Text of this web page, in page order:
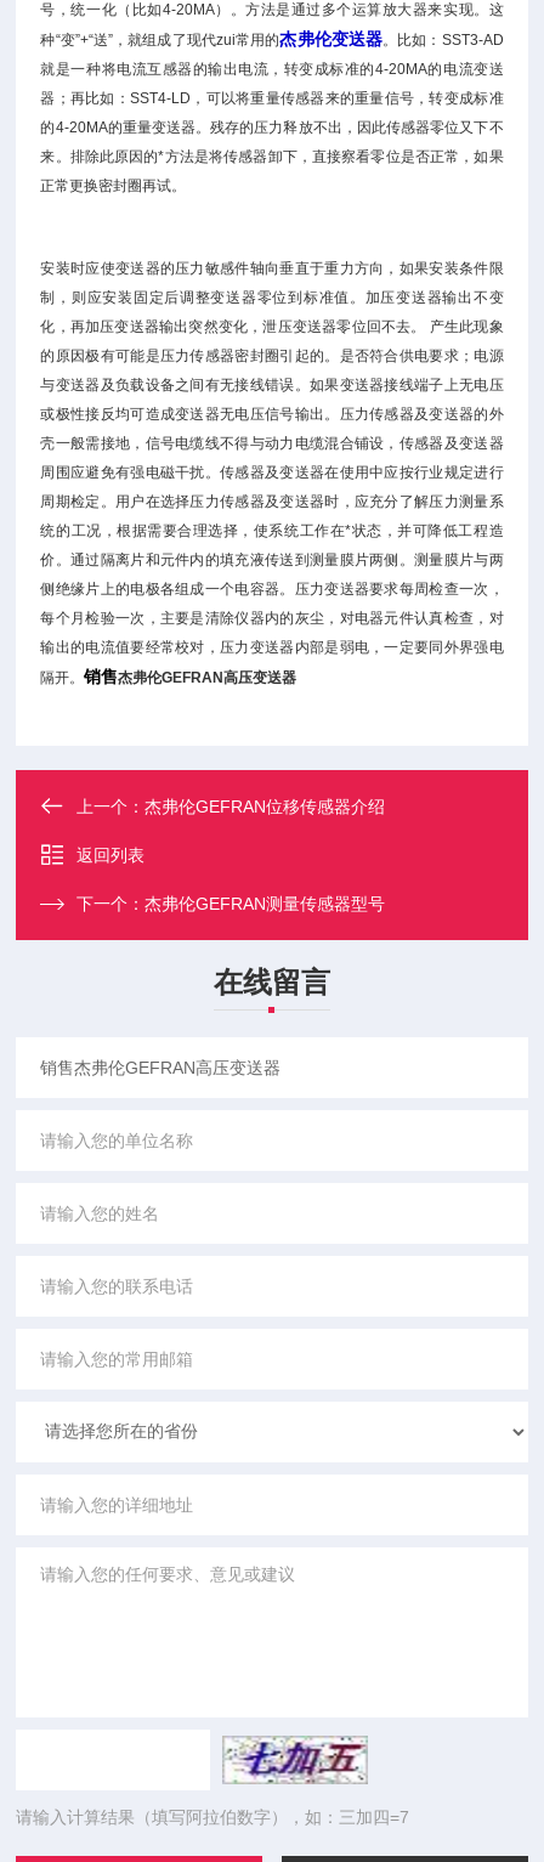
号，统一化（比如4-20MA）。方法是通过多个运算放大器来实现。这
种“变”+“送”，就组成了现代zui常用的杰弗伦变送器。比如：SST3-AD
就是一种将电流互感器的输出电流，转变成标准的4-20MA的电流变送
器；再比如：SST4-LD，可以将重量传感器来的重量信号，转变成标准
的4-20MA的重量变送器。残存的压力释放不出，因此传感器零位又下不
来。排除此原因的*方法是将传感器卸下，直接察看零位是否正常，如果
正常更换密封圈再试。
安装时应使变送器的压力敏感件轴向垂直于重力方向，如果安装条件限
制，则应安装固定后调整变送器零位到标准值。加压变送器输出不变
化，再加压变送器输出突然变化，泄压变送器零位回不去。 产生此现象
的原因极有可能是压力传感器密封圈引起的。是否符合供电要求；电源
与变送器及负载设备之间有无接线错误。如果变送器接线端子上无电压
或极性接反均可造成变送器无电压信号输出。压力传感器及变送器的外
壳一般需接地，信号电缆线不得与动力电缆混合铺设，传感器及变送器
周围应避免有强电磁干扰。传感器及变送器在使用中应按行业规定进行
周期检定。用户在选择压力传感器及变送器时，应充分了解压力测量系
统的工况，根据需要合理选择，使系统工作在*状态，并可降低工程造
价。通过隔离片和元件内的填充液传送到测量膜片两侧。测量膜片与两
侧绝缘片上的电极各组成一个电容器。压力变送器要求每周检查一次，
每个月检验一次，主要是清除仪器内的灰尘，对电器元件认真检查，对
输出的电流值要经常校对，压力变送器内部是弱电，一定要同外界强电
隔开。销售杰弗伦GEFRAN高压变送器
上一个：杰弗伦GEFRAN位移传感器介绍
返回列表
下一个：杰弗伦GEFRAN测量传感器型号
在线留言
请输入计算结果（填写阿拉伯数字），如：三加四=7